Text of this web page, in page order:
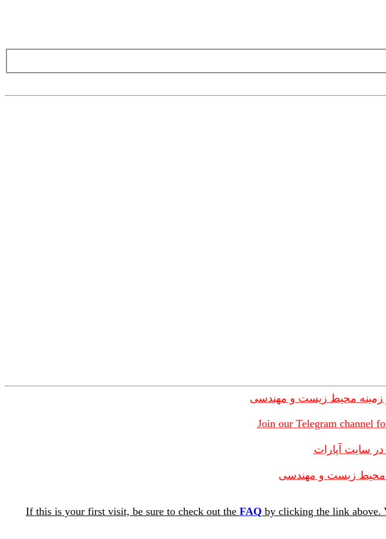
زمینه محیط زیست و مهندسی
Join our Telegram channel
سایت آپارات
محیط زیست و مهندسی
If this is your first visit, be sure to check out the FAQ by clicking the link above.